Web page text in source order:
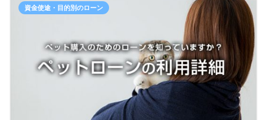
資金使途・目的別のローン